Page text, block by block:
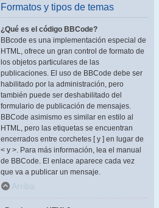
Formatos y tipos de temas
¿Qué es el código BBCode?
BBcode es una implementación especial de
HTML, ofrece un gran control de formato de
los objetos particulares de las
publicaciones. El uso de BBCode debe ser
habilitado por la administración, pero
también puede ser deshabilitado del
formulario de publicación de mensajes.
BBCode asimismo es similar en estilo al
HTML, pero las etiquetas se encuentran
encerrados entre corchetes [ y ] en lugar de
< y >. Para más información, lea el manual
de BBCode. El enlace aparece cada vez
que va a publicar un mensaje.
Arriba